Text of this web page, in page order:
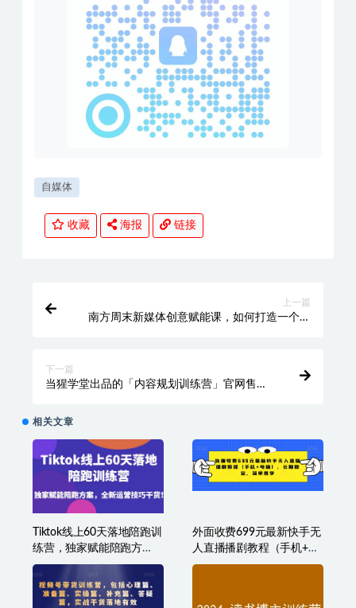
自媒体
收藏 海报 链接
上一篇
南方周末新媒体创意赋能课，如何打造一个爆
下一篇
当猩学堂出品的「内容规划训练营」官网售价
相关文章
Tiktok线上60天落地陪跑训
练营，独家赋能陪跑方
案，全新运营技巧干货
外面收费699元最新快手无
人直播播剧教程（手机+电
脑），长期稳定，简单易